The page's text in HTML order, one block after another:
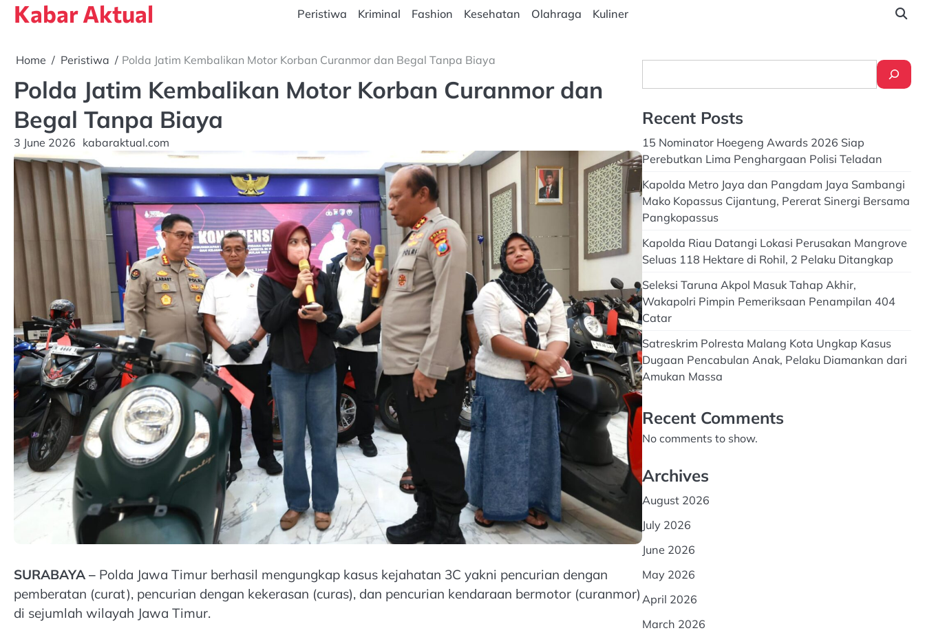
SkipKabar Aktual Peristiwa Kriminal Fashion Kesehatan Olahraga Kuliner
Home Peristiwa Polda Jatim Kembalikan Motor Korban Curanmor dan Begal Tanpa Biaya
Polda Jatim Kembalikan Motor Korban Curanmor dan
Begal Tanpa Biaya
3 June 2026 kabaraktual.com
SURABAYA – Polda Jawa Timur berhasil mengungkap kasus kejahatan 3C yakni pencurian dengan
pemberatan (curat), pencurian dengan kekerasan (curas), dan pencurian kendaraan bermotor (curanmor)
di sejumlah wilayah Jawa Timur.
Recent Posts
15 Nominator Hoegeng Awards 2026 Siap
Perebutkan Lima Penghargaan Polisi Teladan
Kapolda Metro Jaya dan Pangdam Jaya Sambangi
Mako Kopassus Cijantung, Pererat Sinergi Bersama
Pangkopassus
Kapolda Riau Datangi Lokasi Perusakan Mangrove
Seluas 118 Hektare di Rohil, 2 Pelaku Ditangkap
Seleksi Taruna Akpol Masuk Tahap Akhir,
Wakapolri Pimpin Pemeriksaan Penampilan 404
Catar
Satreskrim Polresta Malang Kota Ungkap Kasus
Dugaan Pencabulan Anak, Pelaku Diamankan dari
Amukan Massa
Recent Comments
No comments to show.
Archives
August 2026
July 2026
June 2026
May 2026
April 2026
March 2026